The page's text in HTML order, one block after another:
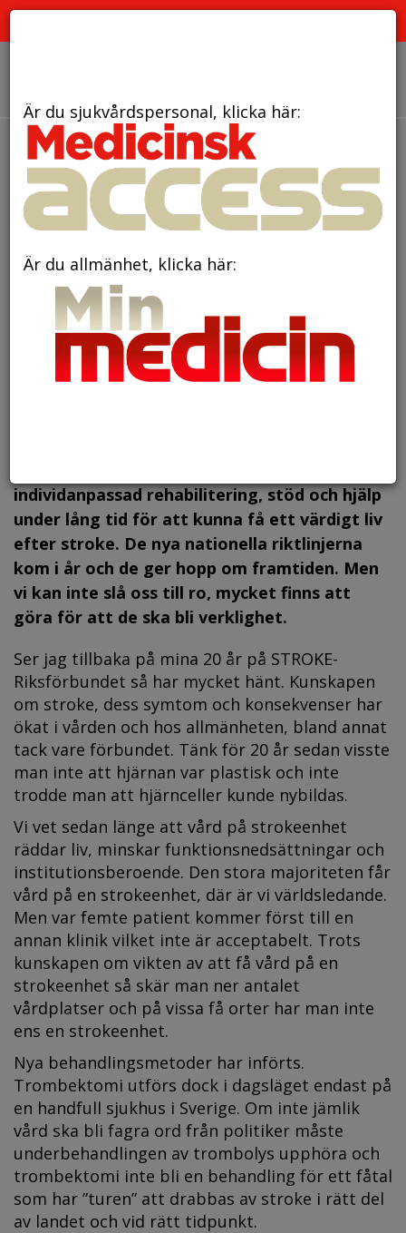
den 24 september 2018
Stroke – Nu och då
Visst mycket är positivt när man tittar på
individanpassad rehabilitering, stöd och hjälp
under lång tid för att kunna få ett värdigt liv
efter stroke. De nya nationella riktlinjerna
kom i år och de ger hopp om framtiden. Men
vi kan inte slå oss till ro, mycket finns att
göra för att de ska bli verklighet.
Ser jag tillbaka på mina 20 år på STROKE-
Riksförbundet så har mycket hänt. Kunskapen
om stroke, dess symtom och konsekvenser har
ökat i vården och hos allmänheten, bland annat
tack vare förbundet. Tänk för 20 år sedan visste
man inte att hjärnan var plastisk och inte
trodde man att hjärnceller kunde nybildas.
Vi vet sedan länge att vård på strokeenhet
räddar liv, minskar funktionsnedsättningar och
institutionsberoende. Den stora majoriteten får
vård på en strokeenhet, där är vi världsledande.
Men var femte patient kommer först till en
annan klinik vilket inte är acceptabelt. Trots
kunskapen om vikten av att få vård på en
strokeenhet så skär man ner antalet
vårdplatser och på vissa få orter har man inte
ens en strokeenhet.
Nya behandlingsmetoder har införts.
Trombektomi utförs dock i dagsläget endast på
en handfull sjukhus i Sverige. Om inte jämlik
vård ska bli fagra ord från politiker måste
underbehandlingen av trombolys upphöra och
trombektomi inte bli en behandling för ett fåtal
som har ”turen” att drabbas av stroke i rätt del
av landet och vid rätt tidpunkt.
Är du sjukvårdspersonal, klicka här:
Är du allmänhet, klicka här: